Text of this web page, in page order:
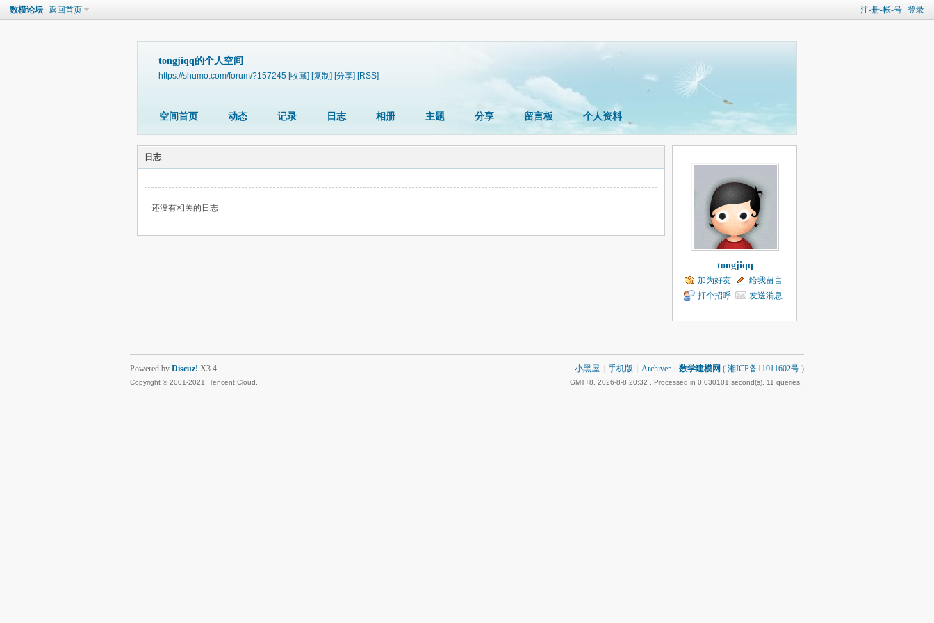
注-册-帐-号 登录
数模论坛 返回首页
tongjiqq的个人空间
https://shumo.com/forum/?157245 [收藏] [复制] [分享] [RSS]
空间首页 动态 记录 日志 相册 主题 分享 留言板 个人资料
日志
还没有相关的日志
tongjiqq
加为好友
给我留言
打个招呼
发送消息
小黑屋 手机版 Archiver 数学建模网 ( 湘ICP备11011602号 )
GMT+8, 2026-8-8 20:32 , Processed in 0.030101 second(s), 11 queries .
Powered by Discuz! X3.4
Copyright © 2001-2021, Tencent Cloud.